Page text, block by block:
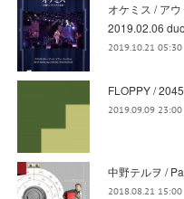
オケミス / ア
2019.02.06
2019.10.21 05:30
FLOPPY /
2019.09.09 23:00
中野テルヲ /
2018.08.21 15:00